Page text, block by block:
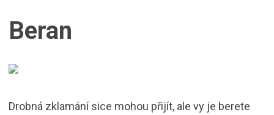
Beran
Drobná zklamání sice mohou přijít, ale vy je berete